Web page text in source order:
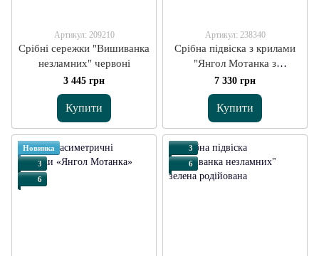
Артикул: 209210
Срібні сережки "Вишиванка
незламних" червоні
3 445 грн
Купити
Артикул: 238340
Срібна підвіска з крилами
"Янгол Мотанка з
орнаментом" велика
7 330 грн
Купити
Новинка
3
6
3
6